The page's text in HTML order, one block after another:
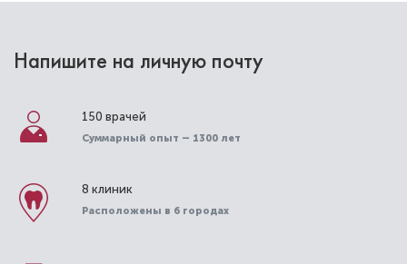
Григорьянц Лия Амирановна
Специальность: гигиена, терапия
Напишите на личную почту
150 врачей
Суммарный опыт – 1300 лет
8 клиник
Расположены в 6 городах